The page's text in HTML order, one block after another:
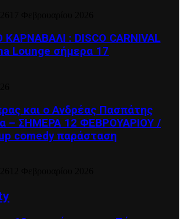
: DISCO CARNIVAL
Lounge σήμερα 17
και ο Ανδρέας Πασπάτης
– ΣΗΜΕΡΑ 12 ΦΕΒΡΟΥΑΡΙΟΥ /
comedy παράσταση